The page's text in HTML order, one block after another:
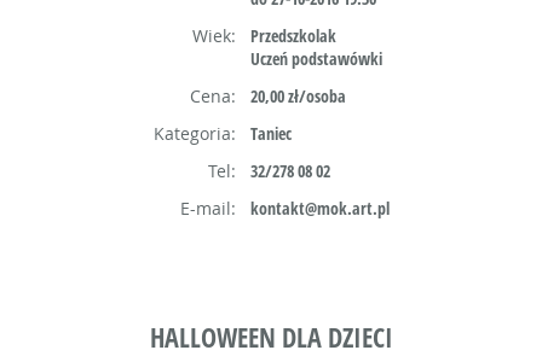
Wiek:
Przedszkolak
Uczeń podstawówki
Cena:
20,00 zł/osoba
Kategoria:
Taniec
Tel:
32/278 08 02
E-mail:
kontakt@mok.art.pl
HALLOWEEN DLA DZIECI